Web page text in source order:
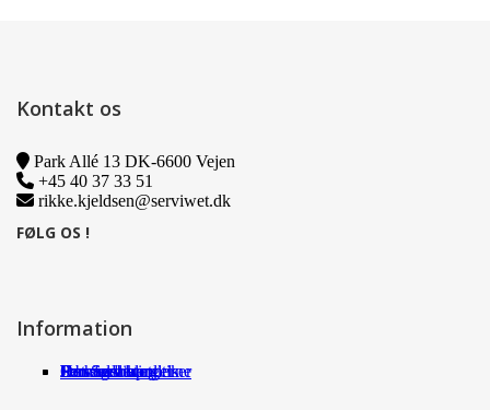
Kontakt os
Park Allé 13 DK-6600 Vejen
+45 40 37 33 51
rikke.kjeldsen@serviwet.dk
FØLG OS !
Information
Om Serviwet
Serviwet blog
Forhandlere
Persondatapolitik
Handelsbetingelser
Det siger kunderne
Jobs